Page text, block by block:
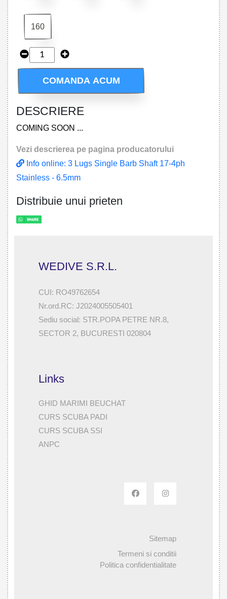
160
COMANDA ACUM
DESCRIERE
COMING SOON ...
Vezi descrierea pe pagina producatorului
Info online: 3 Lugs Single Barb Shaft 17-4ph
Stainless - 6.5mm
Distribuie unui prieten
WEDIVE S.R.L.
CUI: RO49762654
Nr.ord.RC: J2024005505401
Sediu social: STR.POPA PETRE NR.8,
SECTOR 2, BUCURESTI 020804
Links
GHID MARIMI BEUCHAT
CURS SCUBA PADI
CURS SCUBA SSI
ANPC
Sitemap
Termeni si conditii
Politica confidentialitate